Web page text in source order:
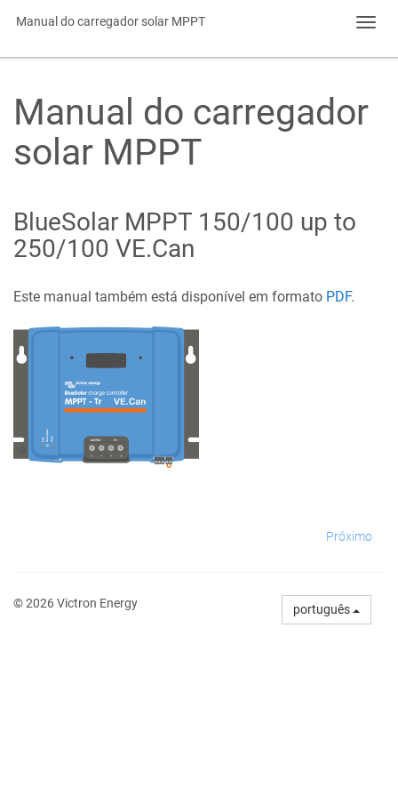
Manual do carregador solar MPPT
Manual do carregador
solar MPPT
BlueSolar MPPT 150/100 up to
250/100 VE.Can
Este manual também está disponível em formato PDF.
Próximo
© 2026 Victron Energy português